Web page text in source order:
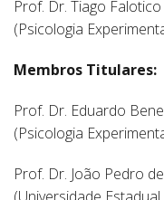
Prof. Dr. Tiago Falotico
(Psicologia
Membros Titulares:
Prof. Dr. Eduardo
(Psicologia
Prof. Dr. João Pedro